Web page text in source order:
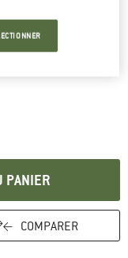
dans une boîte
PANIER
COMPARER